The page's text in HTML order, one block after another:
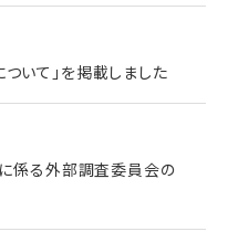
いて」を掲載しました
係る外部調査委員会の